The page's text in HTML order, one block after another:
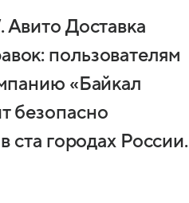
Доставка
пользователям
«Байкал
безопасно
ста городах России.